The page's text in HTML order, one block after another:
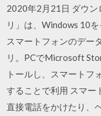
2020年2月21日 ダウン
リ」は、Windows 10
スマートフォンのデー
リ。PCでMicrosoft
トールし、スマート
することで利用 スマー
直接電話をかけたり、